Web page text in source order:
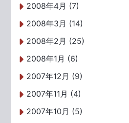
2008年4月 (7)
2008年3月 (14)
2008年2月 (25)
2008年1月 (6)
2007年12月 (9)
2007年11月 (4)
2007年10月 (5)